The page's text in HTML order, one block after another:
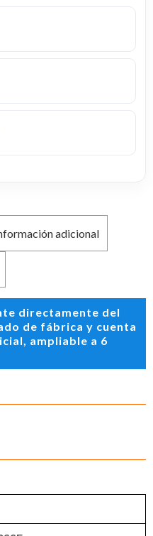
adicional
directamente del
de fábrica y cuenta
ampliable a 6